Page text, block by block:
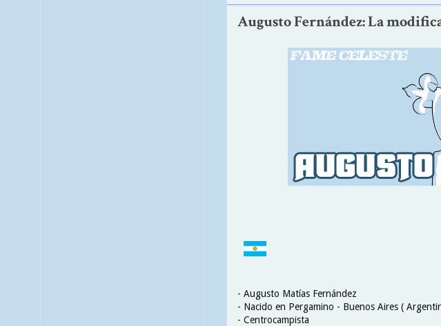
Augusto Fernández: La
- Augusto Matías Fernández
- Nacido en Pergamino - Buenos Aires (
- Centrocampista